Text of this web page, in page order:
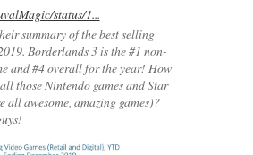
status/1...
summary of the best selling
Borderlands 3 is the #1 non-
and #4 overall for the year! How
those Nintendo games and Star
all awesome, amazing games)?